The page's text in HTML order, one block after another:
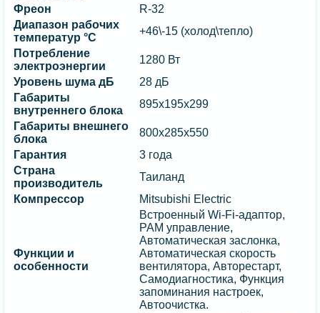
Фреон
R-32
Диапазон рабочих
температур °C
+46\-15 (холод\тепло)
Потребление
электроэнергии
1280 Вт
Уровень шума дБ
28 дБ
Габариты
внутреннего блока
895x195x299
Габариты внешнего
блока
800x285x550
Гарантия
3 года
Страна
производитель
Таиланд
Компрессор
Mitsubishi Electric
Функции и
особенности
Встроенный Wi-Fi-адаптор,
PAM управление,
Автоматическая заслонка,
Автоматическая скорость
вентилятора, Авторестарт,
Cамодиагностика, Функция
запоминания настроек,
Автоочистка.